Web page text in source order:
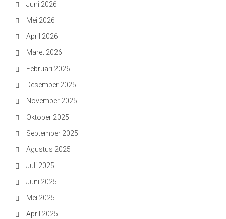
Juni 2026
Mei 2026
April 2026
Maret 2026
Februari 2026
Desember 2025
November 2025
Oktober 2025
September 2025
Agustus 2025
Juli 2025
Juni 2025
Mei 2025
April 2025